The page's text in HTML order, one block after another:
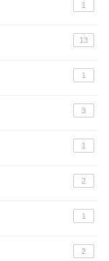
1
13
1
3
1
2
1
2